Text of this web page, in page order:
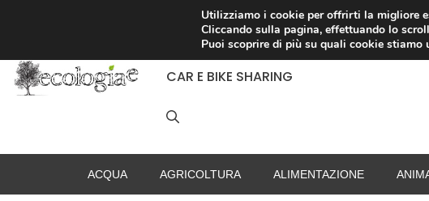
RACCOLTA DIFFERENZIATA
CAR E BIKE SHARING
ACQUA AGRICOLTURA ALIMENTAZIONE
Utilizziamo i cookie per offrirti la migliore
Cliccando sulla pagina, effettuando lo
Puoi scoprire di più su quali cookie